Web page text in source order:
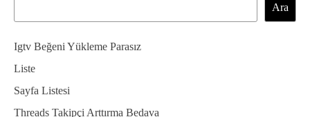
Ara
Igtv Beğeni Yükleme Parasız
Liste
Sayfa Listesi
Threads Takipçi Arttırma Bedava